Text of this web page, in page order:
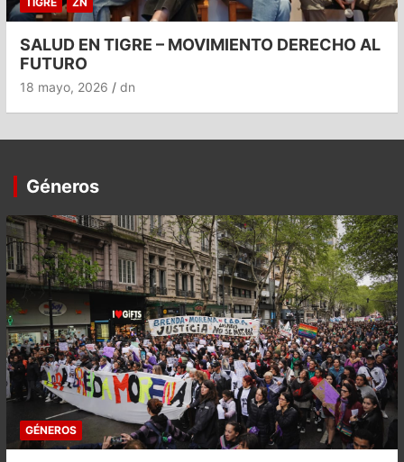
SALUD EN TIGRE – MOVIMIENTO DERECHO AL
FUTURO
18 mayo, 2026 dn
Géneros
GÉNEROS